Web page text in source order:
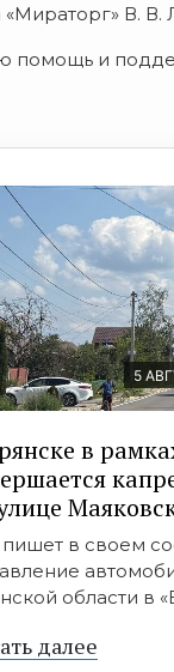
В. В.
помощь и
5
в
пишет в своем
области в
далее